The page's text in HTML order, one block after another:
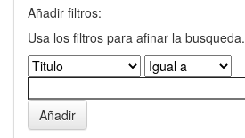
Añadir filtros:
Usa los filtros para afinar la busqueda.